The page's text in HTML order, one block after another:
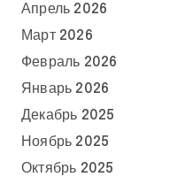
Апрель 2026
Март 2026
Февраль 2026
Январь 2026
Декабрь 2025
Ноябрь 2025
Октябрь 2025